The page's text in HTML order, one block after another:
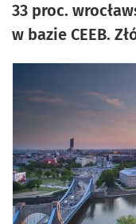
33 proc.
w bazie CEEB.